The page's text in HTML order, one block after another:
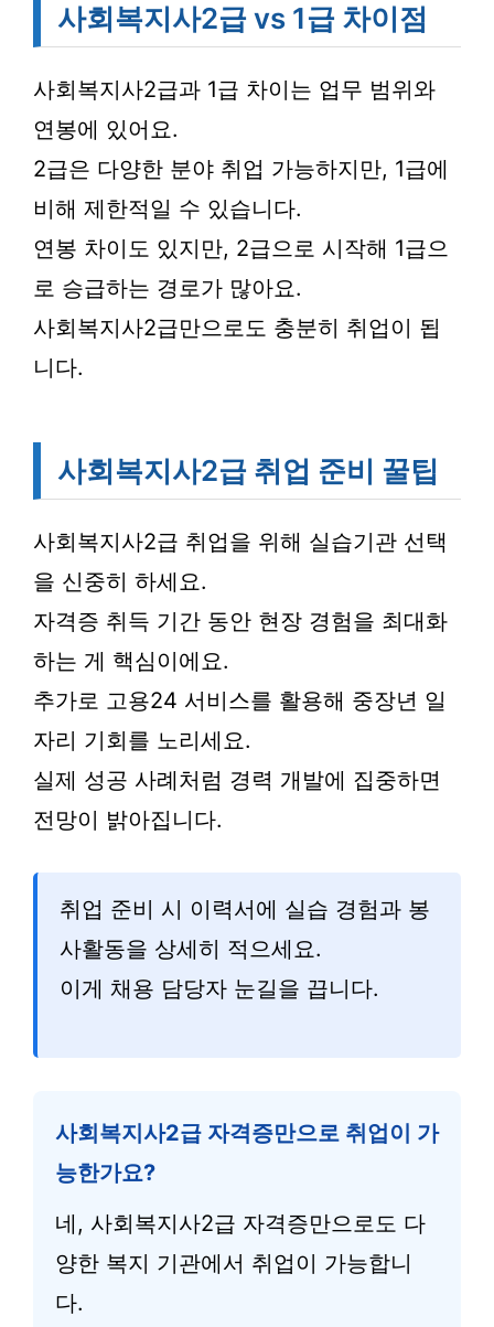
사회복지사2급 vs 1급 차이점
사회복지사2급과 1급 차이는 업무 범위와
연봉에 있어요.
2급은 다양한 분야 취업 가능하지만, 1급에
비해 제한적일 수 있습니다.
연봉 차이도 있지만, 2급으로 시작해 1급으
로 승급하는 경로가 많아요.
사회복지사2급만으로도 충분히 취업이 됩
니다.
사회복지사2급 취업 준비 꿀팁
사회복지사2급 취업을 위해 실습기관 선택
을 신중히 하세요.
자격증 취득 기간 동안 현장 경험을 최대화
하는 게 핵심이에요.
추가로 고용24 서비스를 활용해 중장년 일
자리 기회를 노리세요.
실제 성공 사례처럼 경력 개발에 집중하면
전망이 밝아집니다.
취업 준비 시 이력서에 실습 경험과 봉
사활동을 상세히 적으세요.
이게 채용 담당자 눈길을 끕니다.
사회복지사2급 자격증만으로 취업이 가
능한가요?
네, 사회복지사2급 자격증만으로도 다
양한 복지 기관에서 취업이 가능합니
다.